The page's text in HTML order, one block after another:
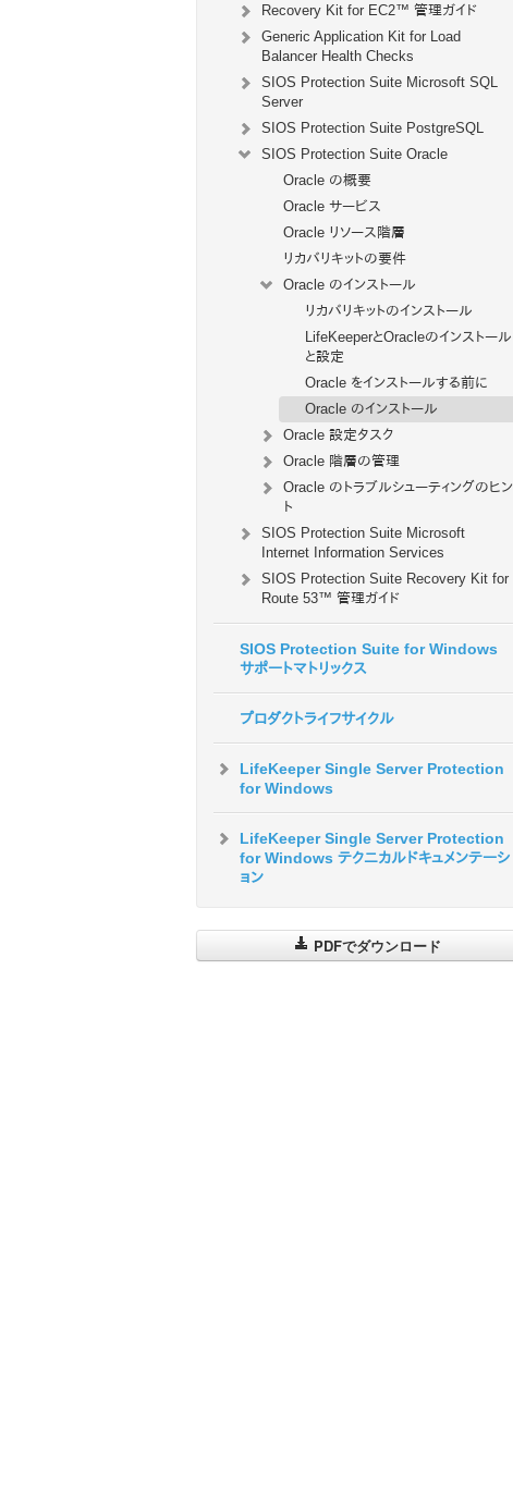
Recovery Kit for EC2™ 管理ガイド
Generic Application Kit for Load
Balancer Health Checks
SIOS Protection Suite Microsoft SQL
Server
SIOS Protection Suite PostgreSQL
SIOS Protection Suite Oracle
Oracle の概要
Oracle サービス
Oracle リソース階層
リカバリキットの要件
Oracle のインストール
リカバリキットのインストール
LifeKeeperとOracleのインストール
と設定
Oracle をインストールする前に
Oracle のインストール
Oracle 設定タスク
Oracle 階層の管理
Oracle のトラブルシューティングのヒン
ト
SIOS Protection Suite Microsoft
Internet Information Services
SIOS Protection Suite Recovery Kit for
Route 53™ 管理ガイド
SIOS Protection Suite for Windows
サポートマトリックス
プロダクトライフサイクル
LifeKeeper Single Server Protection
for Windows
LifeKeeper Single Server Protection
for Windows テクニカルドキュメンテーシ
ョン
PDFでダウンロード